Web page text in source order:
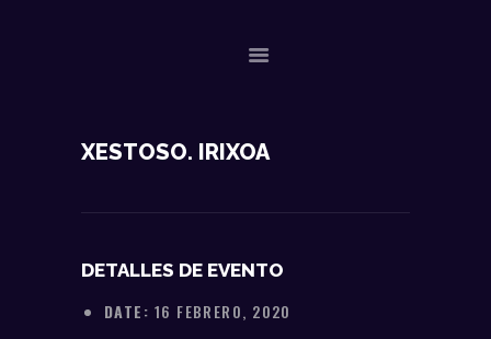
NOSOTROS
ACTUACIONES
XESTOSO. IRIXOA
DETALLES DE EVENTO
DATE: 16 FEBRERO, 2020